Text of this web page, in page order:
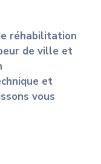
réhabilitation
de ville et
et
vous